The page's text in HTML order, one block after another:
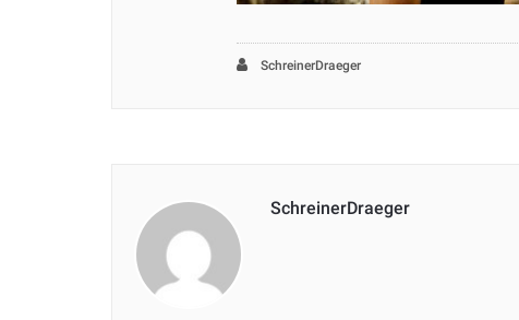
SchreinerDraeger
SchreinerDraeger